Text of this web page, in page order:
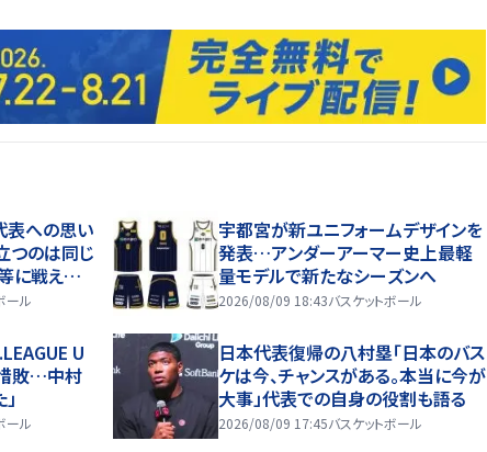
表への思い
つのは同じ
に戦える
ール
宇都宮が新ユニフォームデザインを
発表…アンダーアーマー史上最軽
量モデルで新たなシーズンへ
2026/08/09 18:43バスケットボール
U
敗…中村
ール
日本代表復帰の八村塁「日本のバス
ケは今、チャンスがある。本当に今が
大事」代表での自身の役割も語る
2026/08/09 17:45バスケットボール